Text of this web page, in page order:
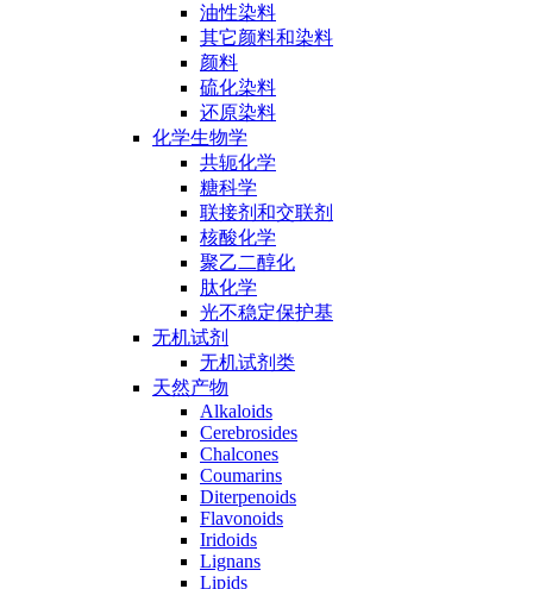
油性染料
其它颜料和染料
颜料
硫化染料
还原染料
化学生物学
共轭化学
糖科学
联接剂和交联剂
核酸化学
聚乙二醇化
肽化学
光不稳定保护基
无机试剂
无机试剂类
天然产物
Alkaloids
Cerebrosides
Chalcones
Coumarins
Diterpenoids
Flavonoids
Iridoids
Lignans
Lipids